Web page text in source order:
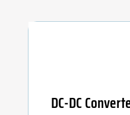
DC-DC